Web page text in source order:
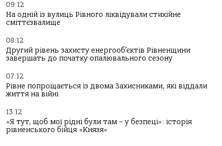
09:12
На одній із вулиць Рівного ліквідували стихійне
сміттєзвалище
08:12
Другий рівень захисту енергооб’єктів Рівненщини
завершать до початку опалювального сезону
07:12
Рівне попрощається із двома Захисниками, які віддали
життя на війні
13:12
«Я тут, щоб мої рідні були там – у безпеці»: історія
рівненського бійця «Князя»